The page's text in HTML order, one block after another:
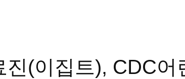
진(이집트), CDC